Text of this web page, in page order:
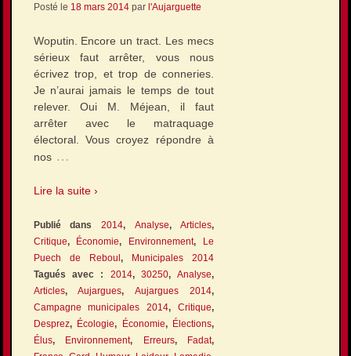
Posté le 18 mars 2014par l'Aujarguette
Woputin. Encore un tract. Les mecs
sérieux faut arrêter, vous nous
écrivez trop, et trop de conneries.
Je n’aurai jamais le temps de tout
relever. Oui M. Méjean, il faut
arrêter avec le matraquage
électoral. Vous croyez répondre à
nos …
Lire la suite ›
Publié dans 2014, Analyse,Articles,
Critique, Économie, Environnement, Le
Puech de Reboul, Municipales 2014
Tagués avec : 2014, 30250,Analyse,
Articles,Aujargues,Aujargues 2014,
Campagne municipales 2014,Critique,
Desprez, Écologie, Économie, Élections,
Élus, Environnement, Erreurs, Fadat,